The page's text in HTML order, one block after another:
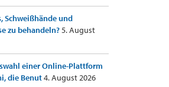
Schweißhände und
zu behandeln?5. August
einer Online-Plattform
die Benut4. August 2026